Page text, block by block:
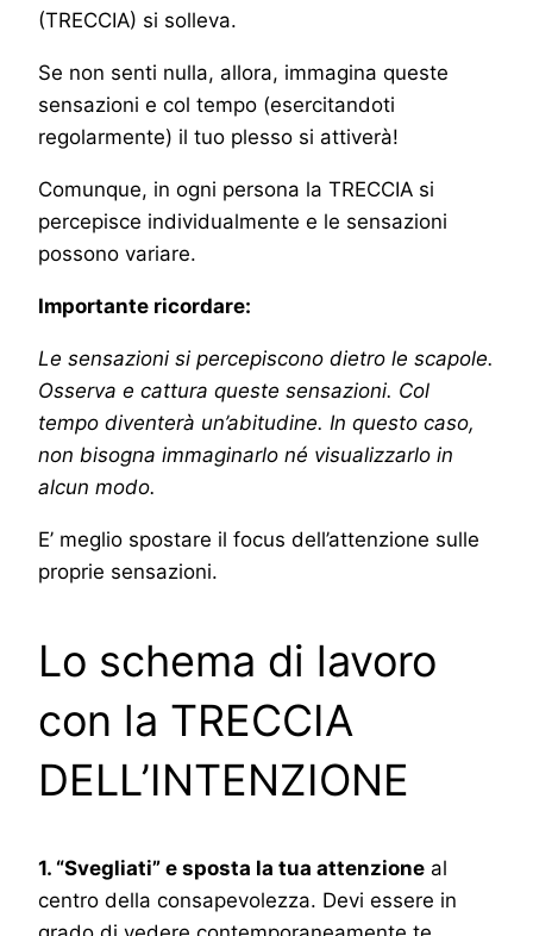
(TRECCIA) si solleva.
Se non senti nulla, allora, immagina queste
sensazioni e col tempo (esercitandoti
regolarmente) il tuo plesso si attiverà!
Comunque, in ogni persona la TRECCIA si
percepisce individualmente e le sensazioni
possono variare.
Importante ricordare:
Le sensazioni si percepiscono dietro le scapole.
Osserva e cattura queste sensazioni. Col
tempo diventerà un’abitudine. In questo caso,
non bisogna immaginarlo né visualizzarlo in
alcun modo.
E’ meglio spostare il focus dell’attenzione sulle
proprie sensazioni.
Lo schema di lavoro
con la TRECCIA
DELL’INTENZIONE
1. “Svegliati” e sposta la tua attenzione al
centro della consapevolezza. Devi essere in